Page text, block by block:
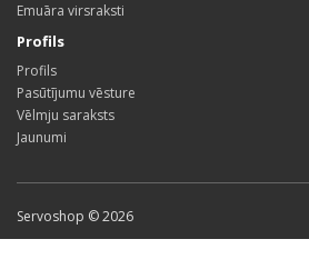
Emuāra virsraksti
Profils
Profils
Pasūtījumu vēsture
Vēlmju saraksts
Jaunumi
Servoshop © 2026